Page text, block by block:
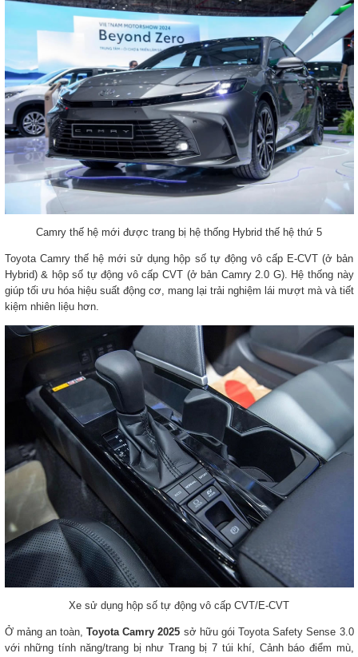
Camry thế hệ mới được trang bị hệ thống Hybrid thế hệ thứ 5
Toyota Camry thế hệ mới sử dụng hộp số tự động vô cấp E-CVT (ở bản
Hybrid) & hộp số tự động vô cấp CVT (ở bản Camry 2.0 G). Hệ thống này
giúp tối ưu hóa hiệu suất động cơ, mang lại trải nghiệm lái mượt mà và tiết
kiệm nhiên liệu hơn.
Xe sử dụng hộp số tự động vô cấp CVT/E-CVT
Ở mảng an toàn,Toyota Camry 2025 sở hữu gói Toyota Safety Sense 3.0
với những tính năng/trang bị như Trang bị 7 túi khí, Cảnh báo điểm mù,